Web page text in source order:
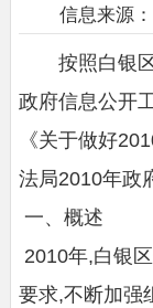
信息来源
按照白银
政府信息公开
《关于做好
法局2010年政
一、概述
2010年,白银
要求,不断加强